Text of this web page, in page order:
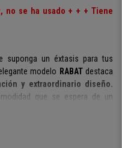
no se ha usado + + + Tiene
suponga un éxtasis para tus
modelo RABATdestaca
y extraordinario diseño.
que se espera de un